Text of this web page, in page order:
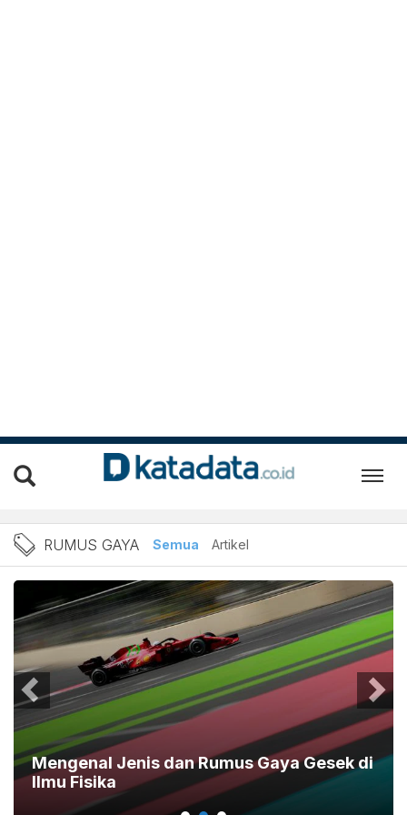
Berita Rumus gaya
RUMUS GAYA Semua Artikel
Mengenal Jenis dan Rumus Gaya Gesek di
Ilmu Fisika